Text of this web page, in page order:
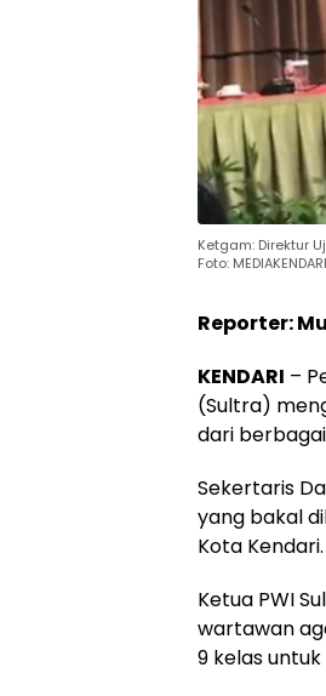
Ketgam: Direktur
Foto:
Reporter:
KENDARI –
(Sultra)
dari
Sekertaris
yang bakal
Kota Kendari.
Ketua PWI
wartawan
9 kelas